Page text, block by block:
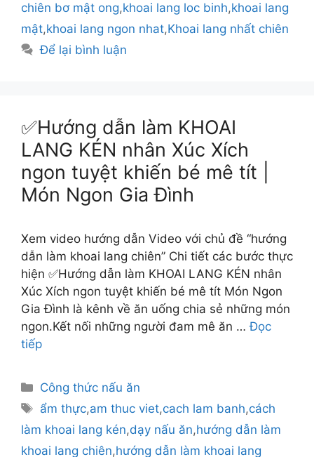
chiên bơ mật ong,khoai lang loc binh,khoai lang
mật,khoai lang ngon nhat,Khoai lang nhất chiên
Để lại bình luận
✅Hướng dẫn làm KHOAI
LANG KÉN nhân Xúc Xích
ngon tuyệt khiến bé mê tít |
Món Ngon Gia Đình
Xem video hướng dẫn Video với chủ đề “hướng
dẫn làm khoai lang chiên” Chi tiết các bước thực
hiện ✅Hướng dẫn làm KHOAI LANG KÉN nhân
Xúc Xích ngon tuyệt khiến bé mê tít Món Ngon
Gia Đình là kênh về ăn uống chia sẻ những món
ngon.Kết nối những người đam mê ăn …Đọc
tiếp
Danh
mục
Công thức nấu ăn
Thẻ
ẩm thực,am thuc viet,cach lam banh,cách
làm khoai lang kén,dạy nấu ăn,hướng dẫn làm
khoai lang chiên,hướng dẫn làm khoai lang